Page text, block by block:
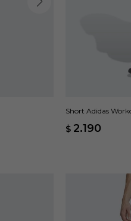
Short Adidas
$ 2.190